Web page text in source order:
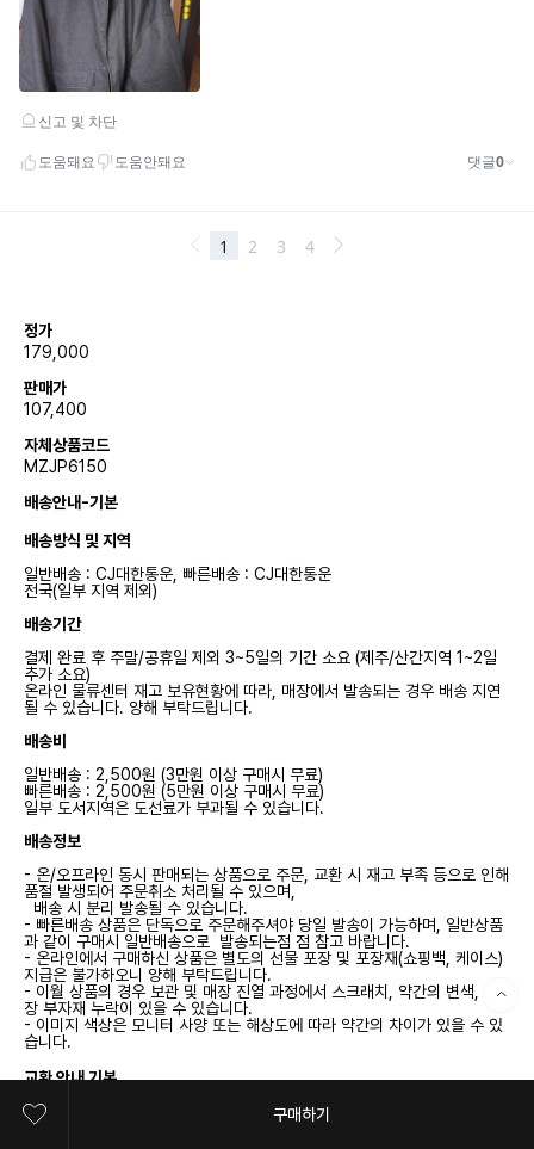
구매하기
정가
179,000
판매가
107,400
자체상품코드
MZJP6150
배송안내-기본
배송방식 및 지역
일반배송 : CJ대한통운, 빠른배송 : CJ대한통운
전국(일부 지역 제외)
배송기간
결제 완료 후 주말/공휴일 제외 3~5일의 기간 소요 (제주/산간지역 1~2일
추가 소요)
온라인 물류센터 재고 보유현황에 따라, 매장에서 발송되는 경우 배송 지연
될 수 있습니다. 양해 부탁드립니다.
배송비
일반배송 : 2,500원 (3만원 이상 구매시 무료)
빠른배송 : 2,500원 (5만원 이상 구매시 무료)
일부 도서지역은 도선료가 부과될 수 있습니다.
배송정보
- 온/오프라인 동시 판매되는 상품으로 주문, 교환 시 재고 부족 등으로 인해
품절 발생되어 주문취소 처리될 수 있으며,
배송 시 분리 발송될 수 있습니다.
- 빠른배송 상품은 단독으로 주문해주셔야 당일 발송이 가능하며, 일반상품
과 같이 구매시 일반배송으로 발송되는점 점 참고 바랍니다.
- 온라인에서 구매하신 상품은 별도의 선물 포장 및 포장재(쇼핑백, 케이스)
지급은 불가하오니 양해 부탁드립니다.
- 이월 상품의 경우 보관 및 매장 진열 과정에서 스크래치, 약간의 변색, 포
장 부자재 누락이 있을 수 있습니다.
- 이미지 색상은 모니터 사양 또는 해상도에 따라 약간의 차이가 있을 수 있
습니다.
교환 안내 기본
교환/반품 신청